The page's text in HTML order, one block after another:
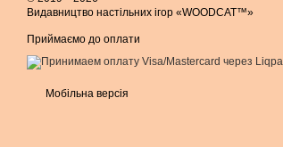
Видавництво настільних ігор «WOODCAT™»
Приймаємо до оплати
Мобільна версія